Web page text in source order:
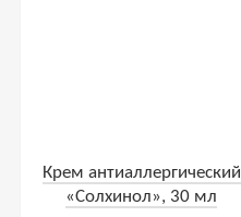
Крем антиаллергический
«Солхинол», 30 мл